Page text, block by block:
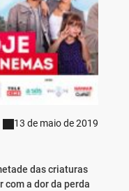
13 de maio de 2019
das criaturas
com a dor da perda